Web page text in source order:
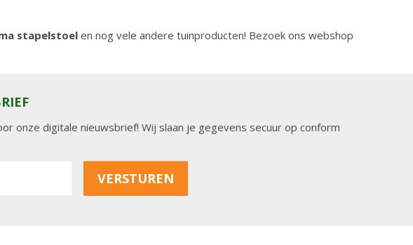
stapelstoel en nog vele andere tuinproducten! Bezoek ons webshop
onze digitale nieuwsbrief! Wij slaan je gegevens secuur op conform